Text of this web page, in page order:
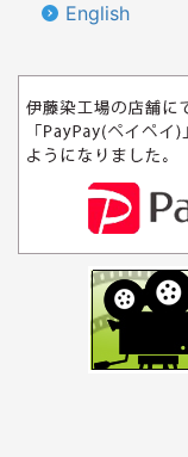
English